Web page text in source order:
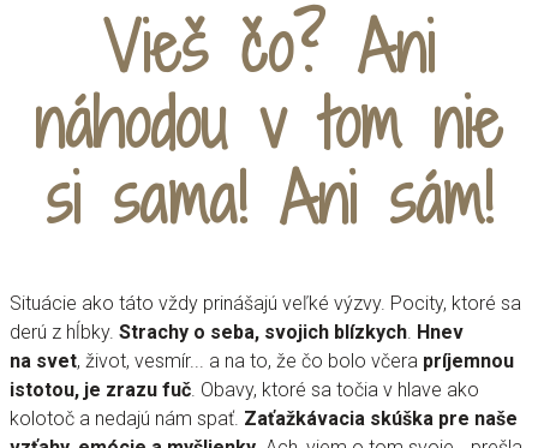
Vieš čo? Ani
náhodou v tom nie
si sama! Ani sám!
Situácie ako táto vždy prinášajú veľké výzvy. Pocity, ktoré sa
derú z hĺbky. Strachy o seba, svojich blízkych Hnev
na svet, život, vesmír... a na to, že čo bolo včera príjemnou
istotou, je zrazu fuč . Obavy, ktoré sa točia v hlave ako
kolotoč a nedajú nám spať. Zaťažkávacia skúška pre naše